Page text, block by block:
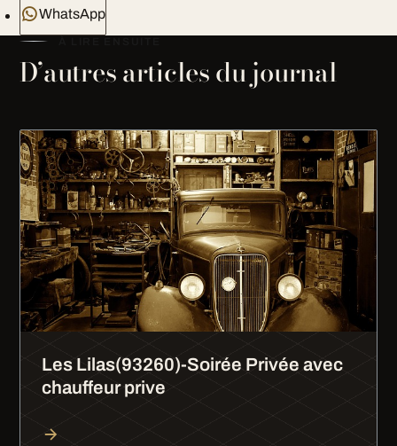
WhatsApp
D’autres articles du journal
Les Lilas(93260)-Soirée Privée avec
chauffeur prive